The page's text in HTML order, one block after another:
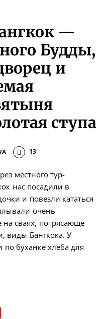
—
Будды,
и
ступа
13
местного тур-
нас посадили в
и повезли кататься
очень
сваях, потрясающе
виды Бангкока. У
буханке хлеба для